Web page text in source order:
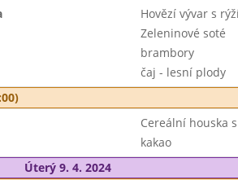
Hovězí vývar s
Zeleninové soté
brambory
čaj - lesní plody
Cereální houska
kakao
Úterý 9. 4. 2024